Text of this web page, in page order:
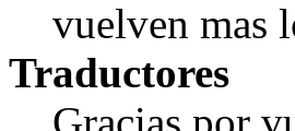
vuelven mas
Traductores